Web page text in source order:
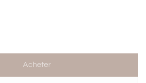
Acheter